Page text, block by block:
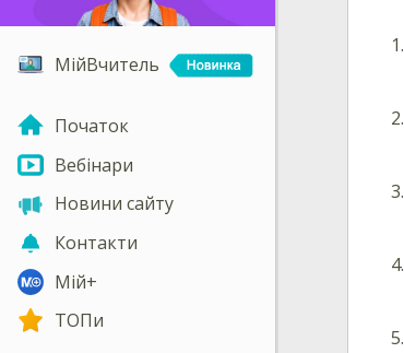
МійВчитель
Початок
Вебінари
Новини сайту
Контакти
Мій+
ТОПи
1.
2.
3.
4.
5.